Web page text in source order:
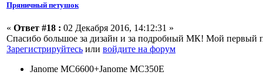
Пряничный петушок
« Ответ #18 : 02 Декабря 2016, 14:12:31 »
Спасибо большое за дизайн и за подробный МК! Мой первый
Зарегистрируйтесь или войдите на форум
Janome MC6600+Janome MC350E